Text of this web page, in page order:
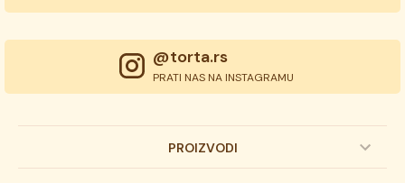
@torta.rs
PRATI NAS NA INSTAGRAMU
PROIZVODI